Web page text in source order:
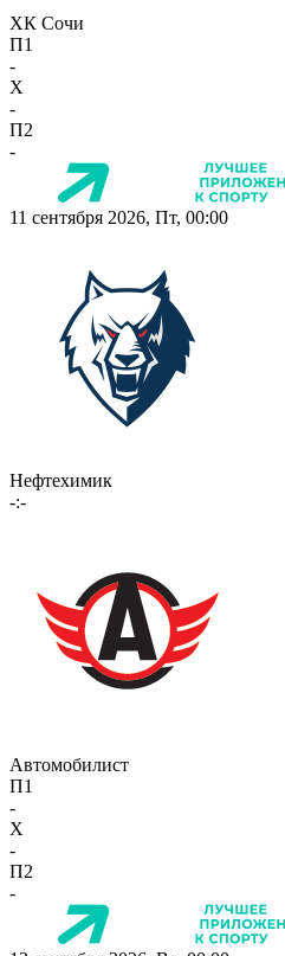
ХК Сочи
П1
-
X
-
П2
-
11 сентября 2026, Пт, 00:00
Нефтехимик
-:-
Автомобилист
П1
-
X
-
П2
-